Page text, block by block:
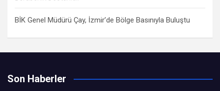
BİK Genel Müdürü Çay, İzmir’de Bölge Basınıyla Buluştu
Son Haberler